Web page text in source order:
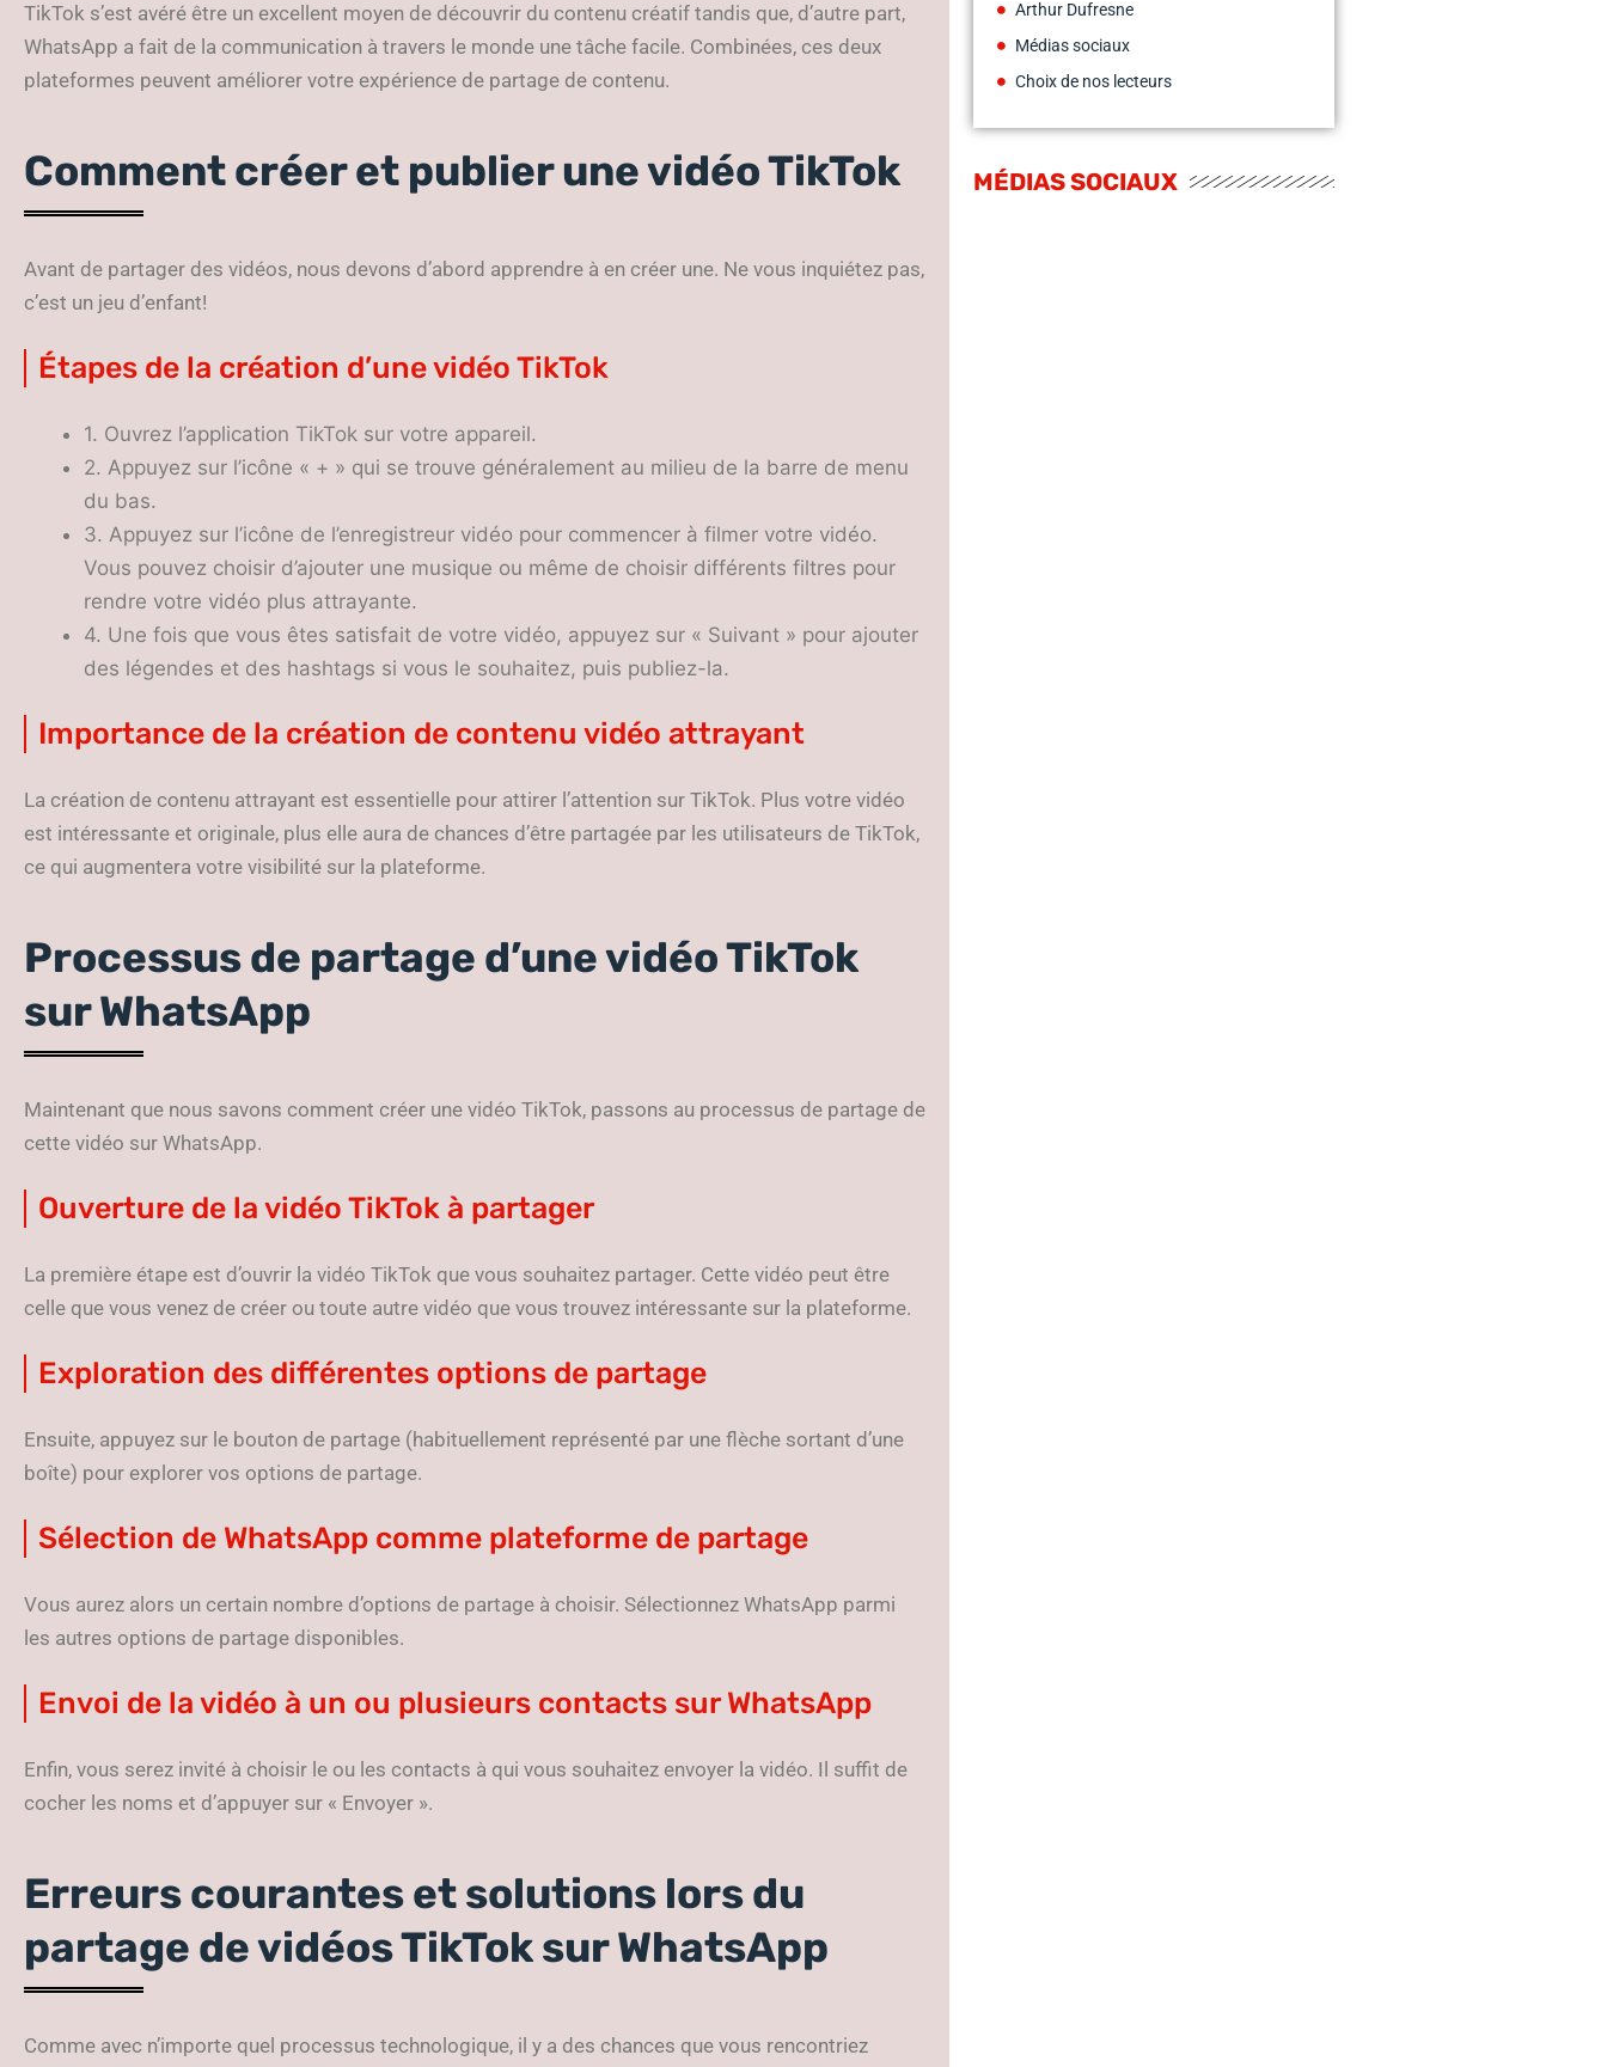
TikTok s’est avéré être un excellent moyen de découvrir du contenu créatif tandis que, d’autre part,
WhatsApp a fait de la communication à travers le monde une tâche facile. Combinées, ces deux
plateformes peuvent améliorer votre expérience de partage de contenu.
Comment créer et publier une vidéo TikTok
Avant de partager des vidéos, nous devons d’abord apprendre à en créer une. Ne vous inquiétez pas,
c’est un jeu d’enfant!
Étapes de la création d’une vidéo TikTok
1. Ouvrez l’application TikTok sur votre appareil.
2. Appuyez sur l’icône « + » qui se trouve généralement au milieu de la barre de menu
du bas.
3. Appuyez sur l’icône de l’enregistreur vidéo pour commencer à filmer votre vidéo.
Vous pouvez choisir d’ajouter une musique ou même de choisir différents filtres pour
rendre votre vidéo plus attrayante.
4. Une fois que vous êtes satisfait de votre vidéo, appuyez sur « Suivant » pour ajouter
des légendes et des hashtags si vous le souhaitez, puis publiez-la.
Importance de la création de contenu vidéo attrayant
La création de contenu attrayant est essentielle pour attirer l’attention sur TikTok. Plus votre vidéo
est intéressante et originale, plus elle aura de chances d’être partagée par les utilisateurs de TikTok,
ce qui augmentera votre visibilité sur la plateforme.
Processus de partage d’une vidéo TikTok
sur WhatsApp
Maintenant que nous savons comment créer une vidéo TikTok, passons au processus de partage de
cette vidéo sur WhatsApp.
Ouverture de la vidéo TikTok à partager
La première étape est d’ouvrir la vidéo TikTok que vous souhaitez partager. Cette vidéo peut être
celle que vous venez de créer ou toute autre vidéo que vous trouvez intéressante sur la plateforme.
Exploration des différentes options de partage
Ensuite, appuyez sur le bouton de partage (habituellement représenté par une flèche sortant d’une
boîte) pour explorer vos options de partage.
Sélection de WhatsApp comme plateforme de partage
Vous aurez alors un certain nombre d’options de partage à choisir. Sélectionnez WhatsApp parmi
les autres options de partage disponibles.
Envoi de la vidéo à un ou plusieurs contacts sur WhatsApp
Enfin, vous serez invité à choisir le ou les contacts à qui vous souhaitez envoyer la vidéo. Il suffit de
cocher les noms et d’appuyer sur « Envoyer ».
Erreurs courantes et solutions lors du
partage de vidéos TikTok sur WhatsApp
Comme avec n’importe quel processus technologique, il y a des chances que vous rencontriez
Arthur Dufresne
Médias sociaux
Choix de nos lecteurs
MÉDIAS SOCIAUX